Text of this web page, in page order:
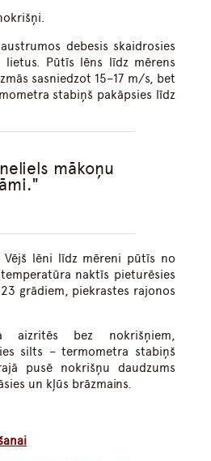
debesis skaidrosies
Pūtīs lēns līdz mērens
sasniedzot 15–17 m/s, bet
stabiņš pakāpsies līdz
mākoņu
Vējš lēni līdz mēreni pūtīs no
naktīs pieturēsies
grādiem, piekrastes rajonos
aizritēs bez nokrišņiem,
silts – termometra stabiņš
pusē nokrišņu daudzums
un kļūs brāzmains.